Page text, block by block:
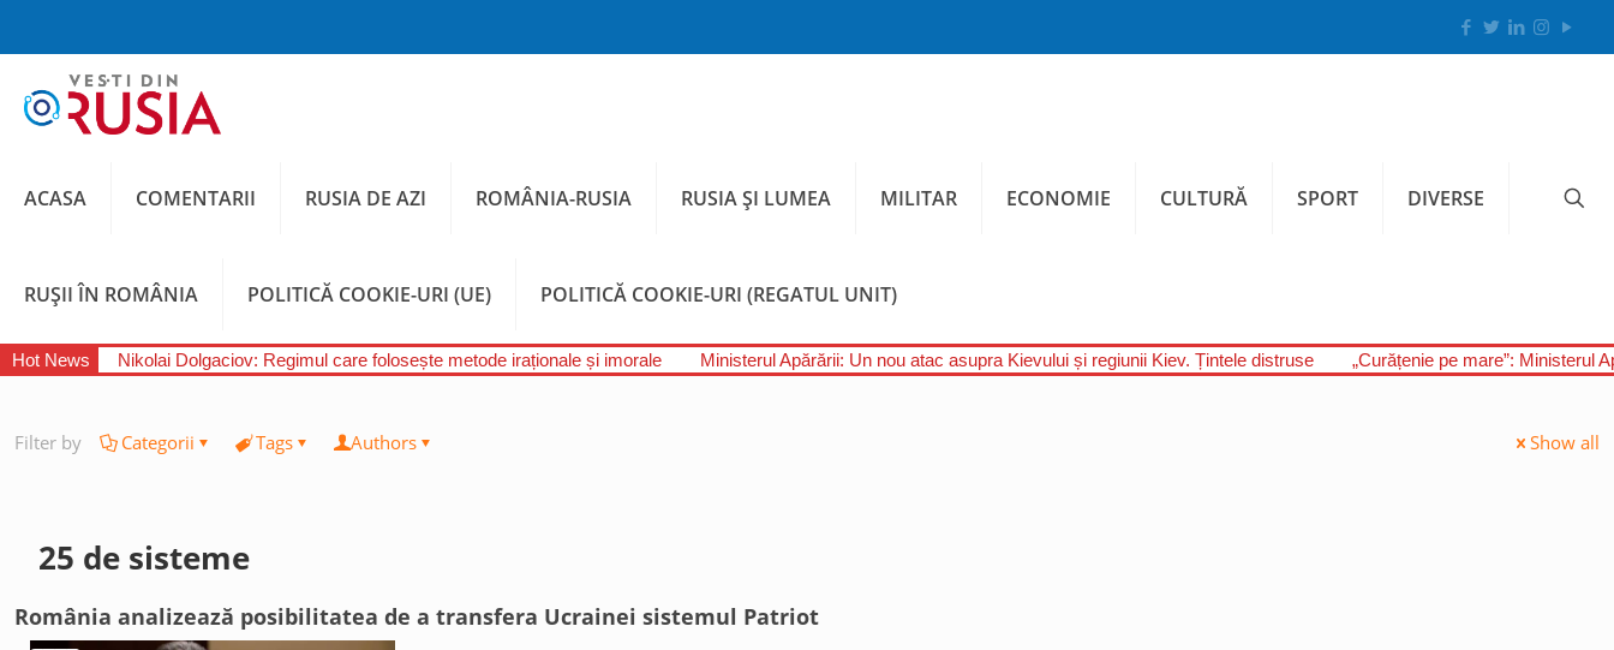
ACASA COMENTARII RUSIA DE AZI ROMÂNIA-RUSIA RUSIA ȘI LUMEA MILITAR ECONOMIE CULTURĂ SPORT DIVERSE
RUȘII ÎN ROMÂNIA POLITICĂ COOKIE-URI (UE) POLITICĂ COOKIE-URI (REGATUL UNIT)
Hot News Nikolai Dolgaciov: Regimul care folosește metode iraționale și imorale Ministerul Apărării: Un nou atac asupra Kievului și regiunii Kiev. Țintele distruse „Curățenie pe mare”: Ministerul
Filter by Categorii Tags Authors Show all
25 de sisteme
România analizează posibilitatea de a transfera Ucrainei sistemul Patriot